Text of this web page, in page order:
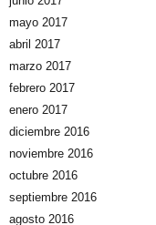
mayo 2017
abril 2017
marzo 2017
febrero 2017
enero 2017
diciembre 2016
noviembre 2016
octubre 2016
septiembre 2016
agosto 2016